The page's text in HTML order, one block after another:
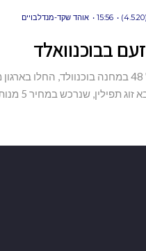
15:56 אוהד שקד-מנדלבויים
בבוכנוואלד
יושבי "בלוק" 48 במחנה בוכנוולד, החלו
שנרכש במחיר 5 מנות-לחם, ששווים